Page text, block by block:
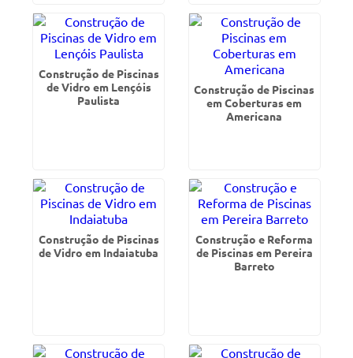
Construção de Piscinas
de Vidro em Lençóis
Paulista
Construção de Piscinas
em Coberturas em
Americana
Construção de Piscinas
de Vidro em Indaiatuba
Construção e Reforma
de Piscinas em Pereira
Barreto